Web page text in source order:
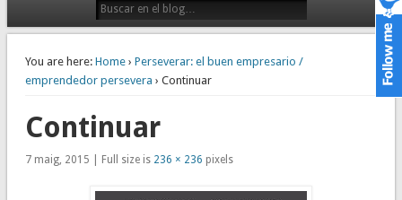
You are here: Home› Perseverar: el buen empresario /
emprendedor persevera › Continuar
Continuar
7 maig, 2015 | Full size is 236 × 236 pixels